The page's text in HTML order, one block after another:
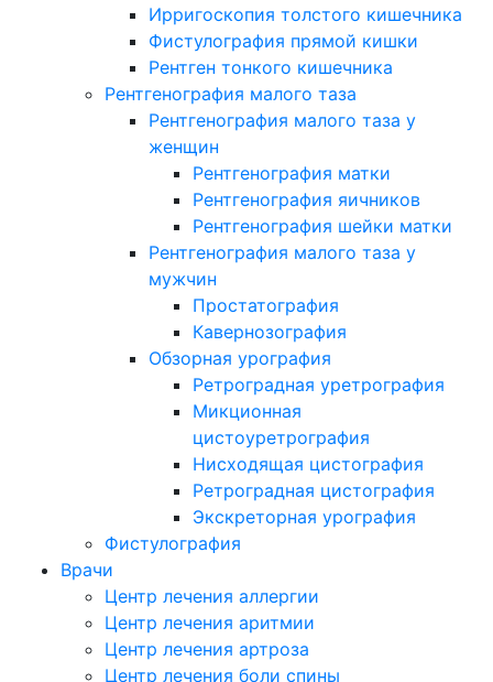
Ирригоскопия толстого кишечника
Фистулография прямой кишки
Рентген тонкого кишечника
Рентгенография малого таза
Рентгенография малого таза у
женщин
Рентгенография матки
Рентгенография яичников
Рентгенография шейки матки
Рентгенография малого таза у
мужчин
Простатография
Кавернозография
Обзорная урография
Ретроградная уретрография
Микционная
цистоуретрография
Нисходящая цистография
Ретроградная цистография
Экскреторная урография
Фистулография
Врачи
Центр лечения аллергии
Центр лечения аритмии
Центр лечения артроза
Центр лечения боли спины